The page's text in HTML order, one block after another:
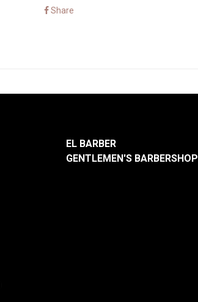
Share
EL BARBER
GENTLEMEN'S BARBERSHOP